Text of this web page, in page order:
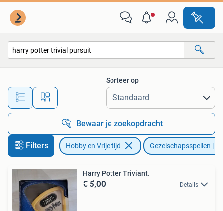
Alle afstanden…
Sorteer op
Bewaar je zoekopdracht
Filters Hobby en Vrije tijd Gezelschapsspellen |
Harry Potter Triviant.
€ 5,00 Details